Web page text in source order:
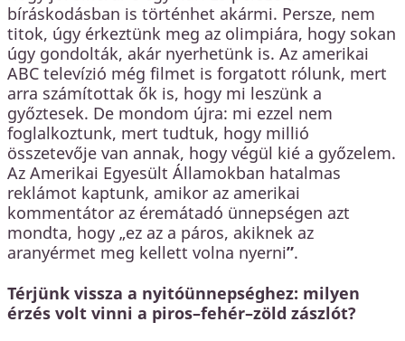
bíráskodásban is történhet akármi. Persze, nem
titok, úgy érkeztünk meg az olimpiára, hogy sokan
úgy gondolták, akár nyerhetünk is. Az amerikai
ABC televízió még filmet is forgatott rólunk, mert
arra számítottak ők is, hogy mi leszünk a
győztesek. De mondom újra: mi ezzel nem
foglalkoztunk, mert tudtuk, hogy millió
összetevője van annak, hogy végül kié a győzelem.
Az Amerikai Egyesült Államokban hatalmas
reklámot kaptunk, amikor az amerikai
kommentátor az éremátadó ünnepségen azt
mondta, hogy „ez az a páros, akiknek az
aranyérmet meg kellett volna nyerni”.
Térjünk vissza a nyitóünnepséghez: milyen
érzés volt vinni a piros–fehér–zöld zászlót?